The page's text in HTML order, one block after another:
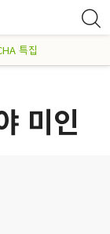
특집
미인